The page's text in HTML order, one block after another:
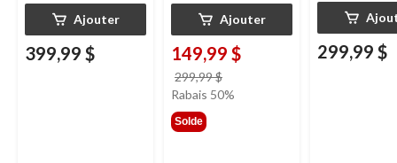
Ajouter
399,99 $
Ajouter
149,99 $
299,99 $
était
Rabais 50%
Solde
299,99 $